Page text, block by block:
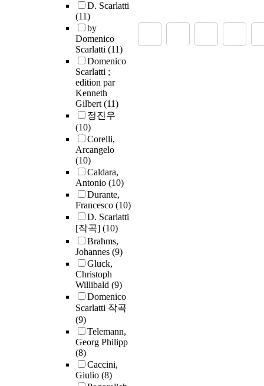
D. Scarlatti
(11)
by
Domenico
Scarlatti (11)
Domenico
Scarlatti ;
edition par
Kenneth
Gilbert(11)
정진우
(10)
Corelli,
Arcangelo
(10)
Caldara,
Antonio (10)
Durante,
Francesco (10)
D. Scarlatti
[작곡] (10)
Brahms,
Johannes (9)
Gluck,
Christoph
Willibald (9)
Domenico
Scarlatti 작곡
(9)
Telemann,
Georg Philipp
(8)
Caccini,
Giulio (8)